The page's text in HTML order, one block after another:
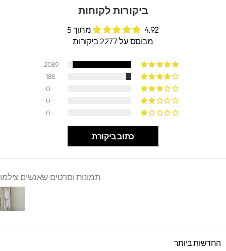
ביקורות לקוחות
4.92 מתוך 5
מבוסס על 2277 ביקורות
2089
188
0
0
0
כתוב ביקורת
תמונות וסרטים שאנשים צילמו
SORT